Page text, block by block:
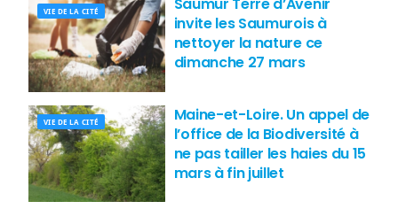
VIE DE LA CITÉ
invite les Saumurois à
nettoyer la nature ce
dimanche 27 mars
VIE DE LA CITÉ
Maine-et-Loire. Un appel de
l’office de la Biodiversité à
ne pas tailler les haies du 15
mars à fin juillet